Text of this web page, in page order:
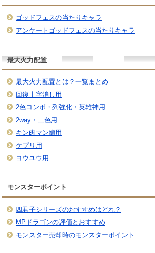
ゴッドフェスの当たりキャラ
アンケートゴッドフェスの当たりキャラ
最大火力配置
最大火力配置とは？一覧まとめ
回復十字消し用
2色コンボ・列強化・英雄神用
2way・二色用
キン肉マン編用
ケプリ用
ヨウユウ用
モンスターポイント
四君子シリーズのおすすめはどれ？
MPドラゴンの評価とおすすめ
モンスター売却時のモンスターポイント